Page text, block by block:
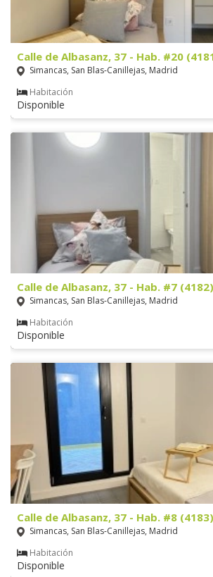
Calle de Albasanz, 37 - Hab. #20
Simancas, San Blas-Canillejas, Madrid
Habitación
Disponible
Calle de Albasanz, 37 - Hab. #7 (4182)
Simancas, San Blas-Canillejas, Madrid
Habitación
Disponible
Calle de Albasanz, 37 - Hab. #8 (4183)
Simancas, San Blas-Canillejas, Madrid
Habitación
Disponible